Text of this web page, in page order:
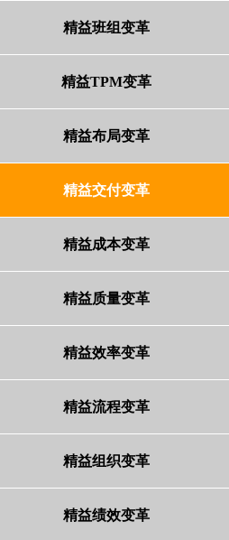
精益班组变革
精益TPM变革
精益布局变革
精益交付变革
精益成本变革
精益质量变革
精益效率变革
精益流程变革
精益组织变革
精益绩效变革